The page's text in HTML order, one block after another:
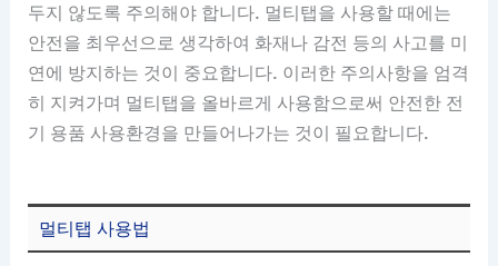
두지 않도록 주의해야 합니다. 멀티탭을 사용할 때에는
안전을 최우선으로 생각하여 화재나 감전 등의 사고를 미
연에 방지하는 것이 중요합니다. 이러한 주의사항을 엄격
히 지켜가며 멀티탭을 올바르게 사용함으로써 안전한 전
기 용품 사용환경을 만들어나가는 것이 필요합니다.
멀티탭 사용법